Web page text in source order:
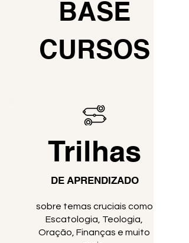
BASE
CURSOS
Trilhas
DE APRENDIZADO
sobre temas cruciais como
Escatologia, Teologia,
Oração, Finanças e muito